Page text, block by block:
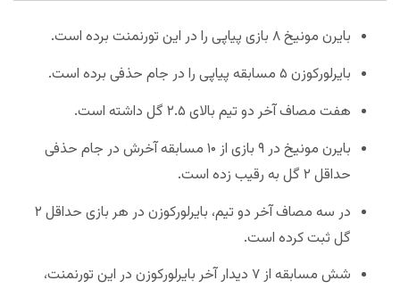
بایرن مونیخ ۸ بازی پیاپی را در این تورنمنت برده است.
بایرلورکوزن ۵ مسابقه پیاپی را در جام حذفی برده است.
هفت مصاف آخر دو تیم بالای ۲.۵ گل داشته است.
بایرن مونیخ در ۹ بازی از ۱۰ مسابقه آخرش در جام حذفی
حداقل ۲ گل به رقیب زده است.
در سه مصاف آخر دو تیم، بایرلورکوزن در هر بازی حداقل ۲
گل ثبت کرده است.
شش مسابقه از ۷ دیدار آخر بایرلورکوزن در این تورنمنت،